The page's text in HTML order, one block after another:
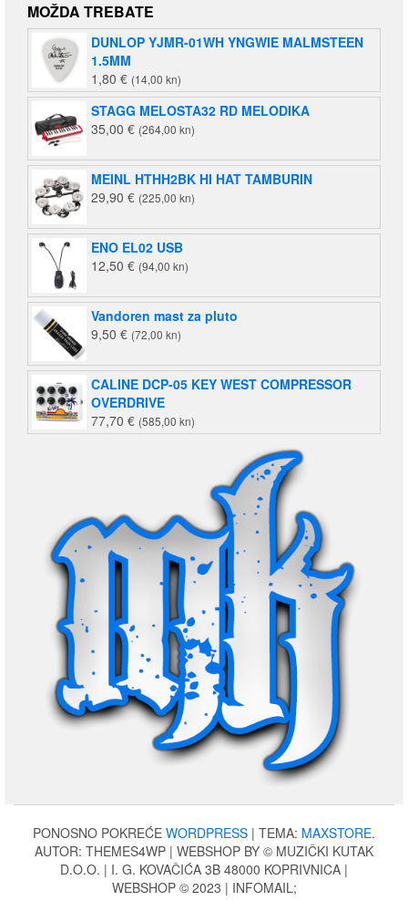
je:
220,00 €
140,00 €
(1.055,00
MOŽDA TREBATE
DUNLOP YJMR-01WH YNGWIE MALMSTEEN
1.5MM
1,80 € (14,00 kn)
STAGG MELOSTA32 RD MELODIKA
35,00 € (264,00 kn)
MEINL HTHH2BK HI HAT TAMBURIN
29,90 € (225,00 kn)
ENO EL02 USB
12,50 € (94,00 kn)
Vandoren mast za pluto
9,50 € (72,00 kn)
CALINE DCP-05 KEY WEST COMPRESSOR
OVERDRIVE
77,70 € (585,00 kn)
PONOSNO POKREĆE WORDPRESS | TEMA: MAXSTORE.
AUTOR: THEMES4WP | WEBSHOP BY © MUZIČKI KUTAK
D.O.O. | I. G. KOVAČIĆA 3B 48000 KOPRIVNICA |
WEBSHOP © 2023 | INFOMAIL;